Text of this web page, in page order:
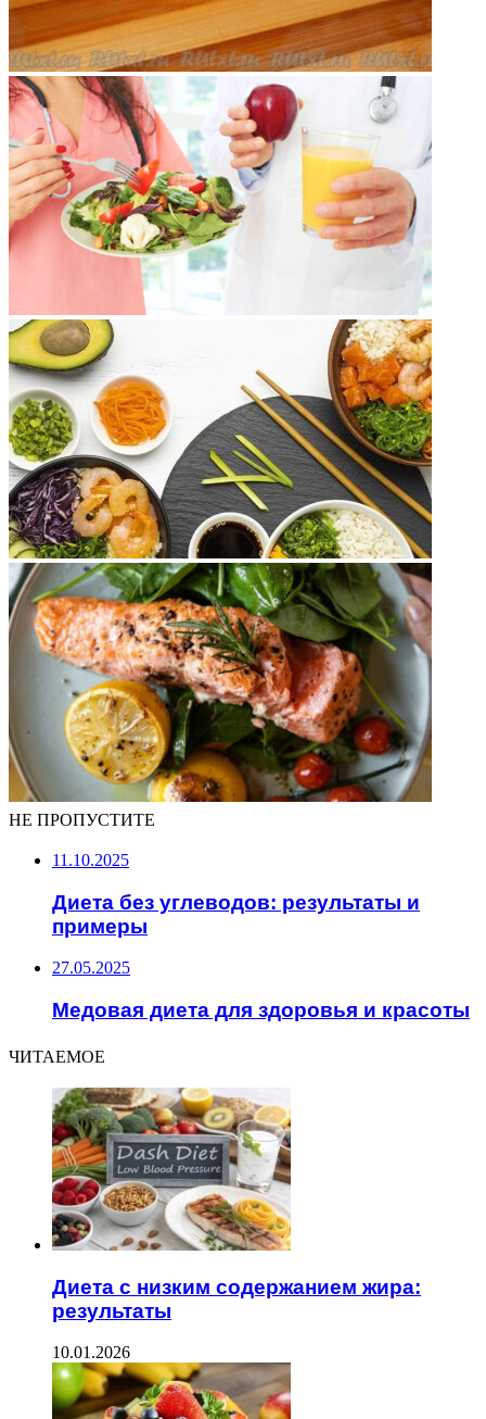
НЕ ПРОПУСТИТЕ
11.10.2025
Диета без углеводов: результаты и
примеры
27.05.2025
Медовая диета для здоровья и красоты
ЧИТАЕМОЕ
Диета с низким содержанием жира:
результаты
10.01.2026